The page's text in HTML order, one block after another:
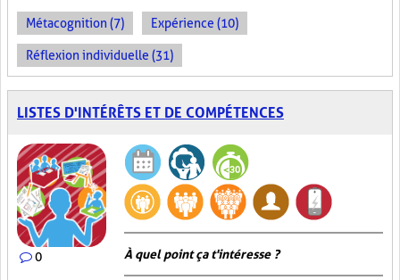
Métacognition (7) Expérience (10)
Réflexion individuelle (31)
LISTES D'INTÉRÊTS ET DE COMPÉTENCES
0 À quel point ça t'intéresse ?